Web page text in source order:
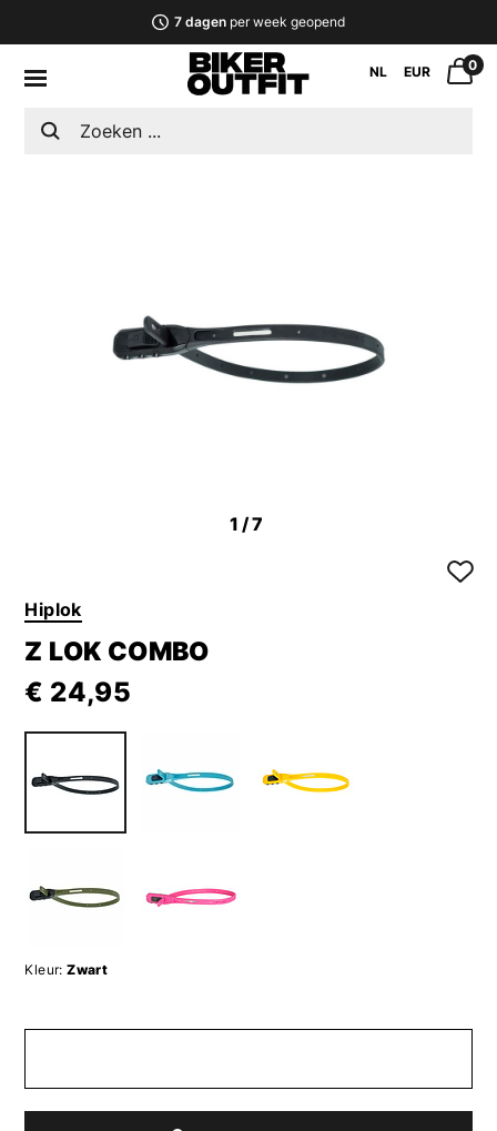
7 dagenper week geopend
NL EUR 0
1/7
Hiplok
Z LOK COMBO
€ 24,95
Kleur: Zwart